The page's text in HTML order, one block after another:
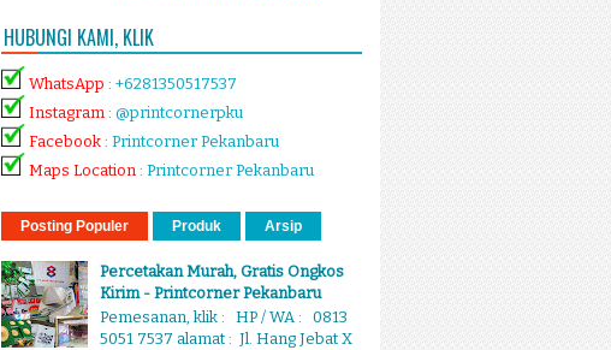
HUBUNGI KAMI, KLIK
WhatsApp : +6281350517537
Instagram : @printcornerpku
Facebook : Printcorner Pekanbaru
Maps Location : Printcorner Pekanbaru
Posting Populer Produk Arsip
Percetakan Murah, Gratis Ongkos
Kirim - Printcorner Pekanbaru
Pemesanan, klik : HP / WA : 0813
5051 7537 alamat : Jl. Hang Jebat X